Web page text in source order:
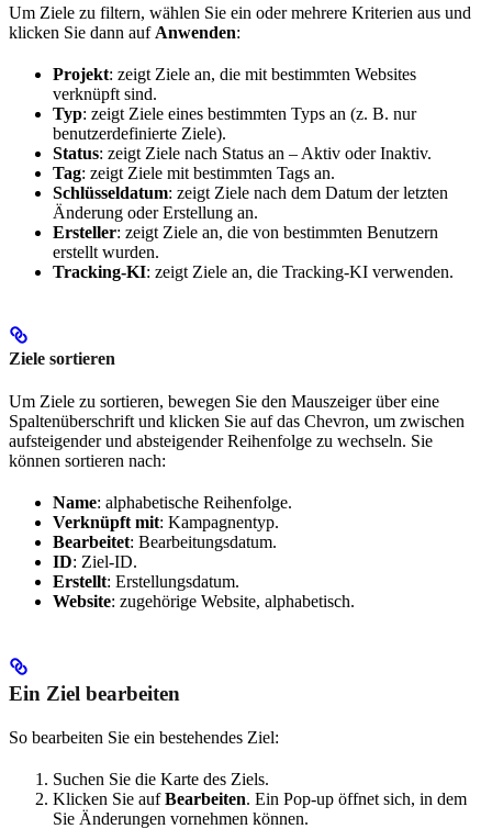
Um Ziele zu filtern, wählen Sie ein oder mehrere Kriterien aus und
klicken Sie dann auf Anwenden:
Projekt: zeigt Ziele an, die mit bestimmten Websites
verknüpft sind.
Typ: zeigt Ziele eines bestimmten Typs an (z. B. nur
benutzerdefinierte Ziele).
Status: zeigt Ziele nach Status an – Aktiv oder Inaktiv.
Tag: zeigt Ziele mit bestimmten Tags an.
Schlüsseldatum: zeigt Ziele nach dem Datum der letzten
Änderung oder Erstellung an.
Ersteller: zeigt Ziele an, die von bestimmten Benutzern
erstellt wurden.
Tracking-KI: zeigt Ziele an, die Tracking-KI verwenden.
Ziele sortieren
Um Ziele zu sortieren, bewegen Sie den Mauszeiger über eine
Spaltenüberschrift und klicken Sie auf das Chevron, um zwischen
aufsteigender und absteigender Reihenfolge zu wechseln. Sie
können sortieren nach:
Name: alphabetische Reihenfolge.
Verknüpft mit: Kampagnentyp.
Bearbeitet: Bearbeitungsdatum.
ID: Ziel-ID.
Erstellt: Erstellungsdatum.
Website: zugehörige Website, alphabetisch.
Ein Ziel bearbeiten
So bearbeiten Sie ein bestehendes Ziel:
Suchen Sie die Karte des Ziels.
Klicken Sie aufBearbeiten. Ein Pop-up öffnet sich, in dem
Sie Änderungen vornehmen können.